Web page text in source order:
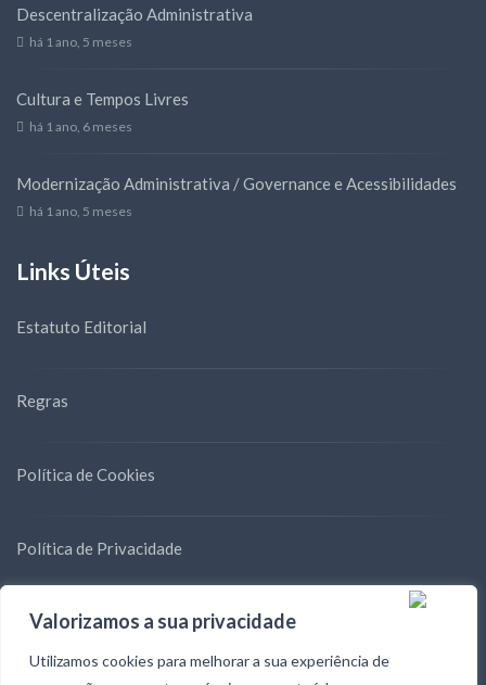
Valorizamos a sua privacidade
Utilizamos cookies para melhorar a sua experiência de
Descentralização Administrativa
há 1 ano, 5 meses
Cultura e Tempos Livres
há 1 ano, 6 meses
Modernização Administrativa / Governance e Acessibilidades
há 1 ano, 5 meses
Links Úteis
Estatuto Editorial
Regras
Política de Cookies
Política de Privacidade
Blog